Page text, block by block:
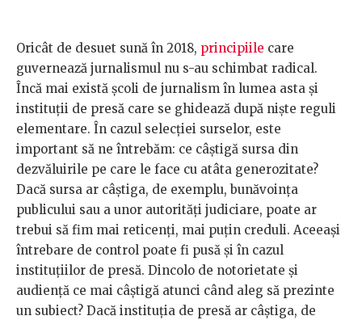
Oricât de desuet sună în 2018, principiile care
guvernează jurnalismul nu s-au schimbat radical.
Încă mai există școli de jurnalism în lumea asta și
instituții de presă care se ghidează după niște reguli
elementare. În cazul selecției surselor, este
important să ne întrebăm: ce câștigă sursa din
dezvăluirile pe care le face cu atâta generozitate?
Dacă sursa ar câștiga, de exemplu, bunăvoința
publicului sau a unor autorități judiciare, poate ar
trebui să fim mai reticenți, mai puțin creduli. Aceeași
întrebare de control poate fi pusă și în cazul
instituțiilor de presă. Dincolo de notorietate și
audiență ce mai câștigă atunci când aleg să prezinte
un subiect? Dacă instituția de presă ar câștiga, de